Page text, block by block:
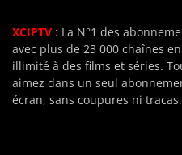
XCIPTV : La N°1 des
avec plus de 23 000 chaînes
illimité à des films et séries.
aimez dans un seul
écran, sans coupures ni tracas.